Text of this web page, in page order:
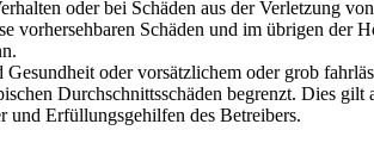
oder bei Schäden aus der Verletzung
Schäden und im übrigen der
oder vorsätzlichem oder grob
Durchschnittsschäden begrenzt. Dies
und Erfüllungsgehilfen des Betreibers.